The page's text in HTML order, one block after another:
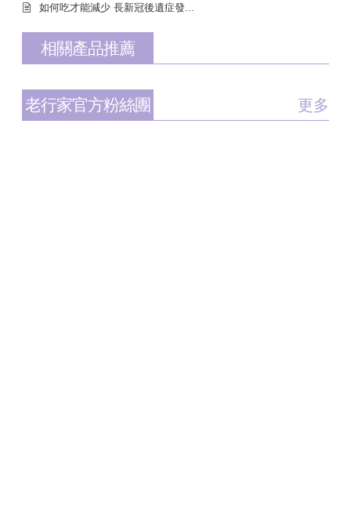
如何吃才能減少 長新冠後遺症發...
相關產品推薦
老行家官方粉絲團 更多